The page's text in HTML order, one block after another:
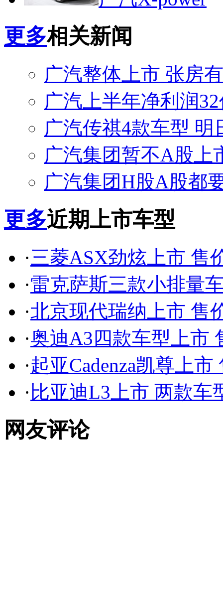
更多相关新闻
广汽整体上市 张房
广汽上半年净利润
广汽传祺4款车型 明
广汽集团暂不A股上
广汽集团H股A股都
更多近期上市车型
·三菱ASX劲炫上市 售
·雷克萨斯三款小排量
·北京现代瑞纳上市 售
·奥迪A3四款车型上市
·起亚Cadenza凯尊上市
· 比亚迪L3上市 两款车
网友评论